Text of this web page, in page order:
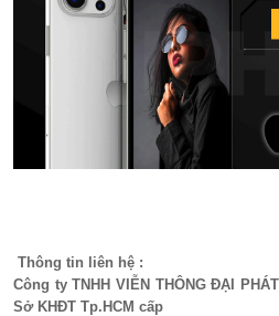
Thông tin liên hệ :
Công ty TNHH VIỄN THÔNG ĐẠI
Sở KHĐT Tp.HCM cấp